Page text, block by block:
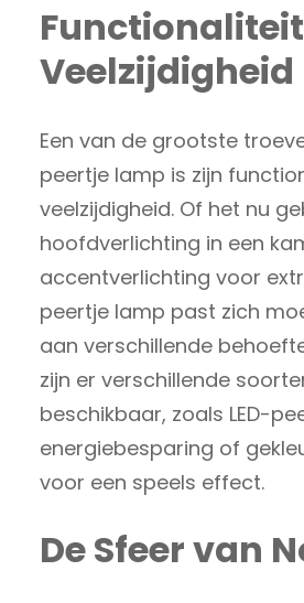
Veelzijdigheid
Een van de grootste
peertje lamp is zijn
veelzijdigheid. Of het nu
hoofdverlichting in een
accentverlichting voor
peertje lamp past zich
aan verschillende
zijn er verschillende
beschikbaar, zoals LED-
energiebesparing of
voor een speels effect.
De Sfeer van